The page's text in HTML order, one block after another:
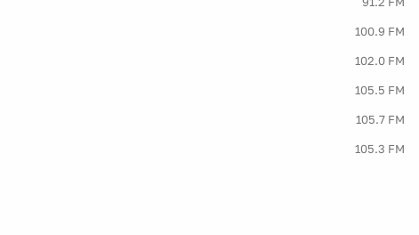
100.9 FM
102.0 FM
105.5 FM
105.7 FM
105.3 FM